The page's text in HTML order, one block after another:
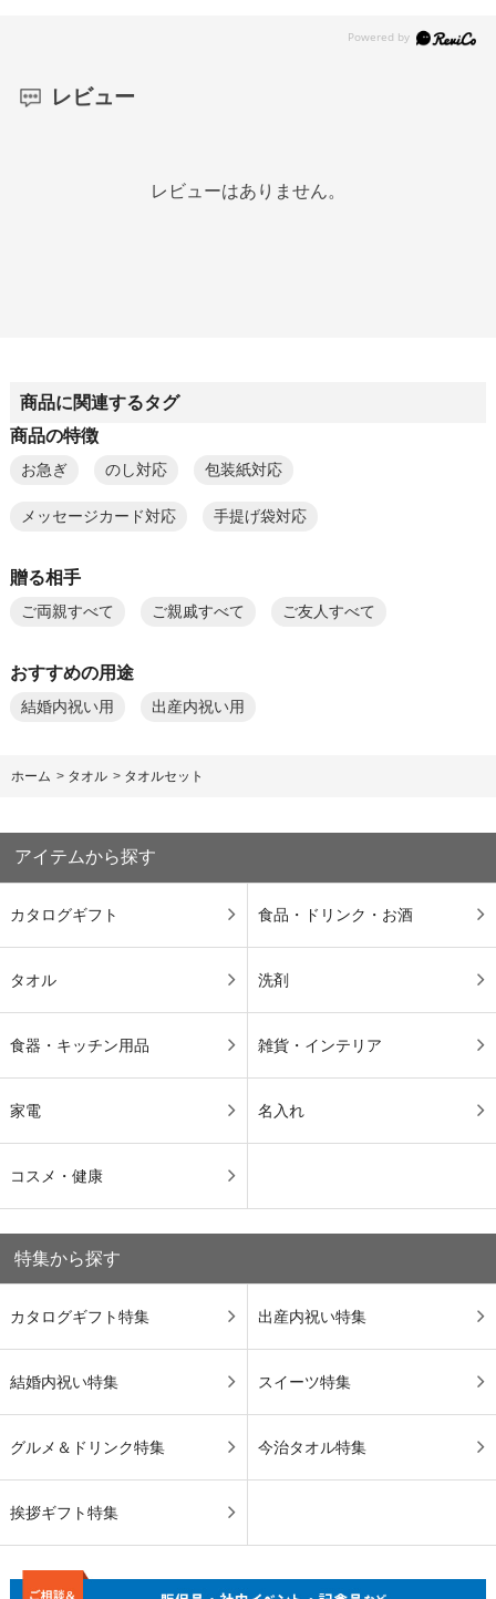
レビュー
レビューはありません。
商品に関連するタグ
商品の特徴
お急ぎ のし対応 包装紙対応
メッセージカード対応 手提げ袋対応
贈る相手
ご両親すべて ご親戚すべて ご友人すべて
おすすめの用途
結婚内祝い用 出産内祝い用
ホーム > タオル > タオルセット
アイテムから探す
カタログギフト 食品・ドリンク・お酒
タオル 洗剤
食器・キッチン用品 雑貨・インテリア
家電 名入れ
コスメ・健康
特集から探す
カタログギフト特集 出産内祝い特集
結婚内祝い特集 スイーツ特集
グルメ＆ドリンク特集 今治タオル特集
挨拶ギフト特集